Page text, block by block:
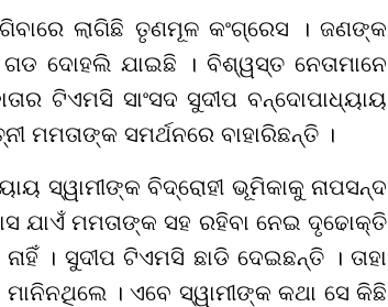
ଲାଗିଛି ତୃଣମୂଳ କଂଗ୍ରେସ । ଜଣଙ୍କ
ଦୋହଲି ଯାଇଛି । ବିଶ୍ୱସ୍ତ ନେତାମାନେ
ଟିଏମସି ସାଂସଦ ସୁଦୀପ ବନ୍ଦୋପାଧ୍ୟାୟ
ମମତାଙ୍କ ସମର୍ଥନରେ ବାହାରିଛନ୍ତି ।
ସ୍ୱାମୀଙ୍କ ବିଦ୍ରୋହୀ ଭୂମିକାକୁ ନାପସନ୍ଦ
ଯାଏଁ ମମତାଙ୍କ ସହ ରହିବା ନେଇ ଦୃଢୋକ୍ତି
। ସୁଦୀପ ଟିଏମସି ଛାଡି ଦେଇଛନ୍ତି । ତାହା
। ଏବେ ସ୍ୱାମୀଙ୍କ କଥା ସେ କିଛି